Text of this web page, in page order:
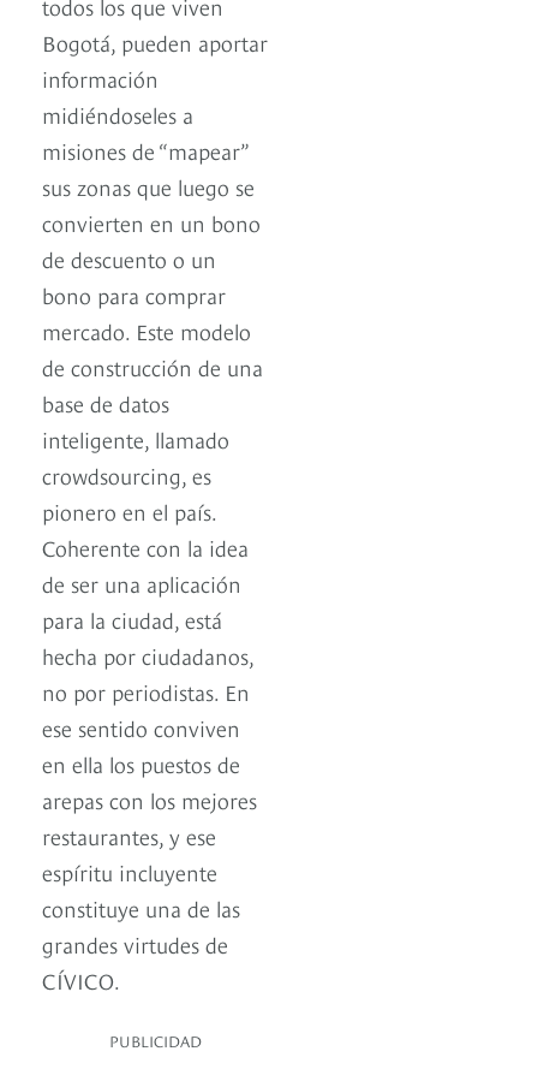
Bogotá, pueden aportar
información
midiéndoseles a
misiones de “mapear”
sus zonas que luego se
convierten en un bono
de descuento o un
bono para comprar
mercado. Este modelo
de construcción de una
base de datos
inteligente, llamado
crowdsourcing, es
pionero en el país.
Coherente con la idea
de ser una aplicación
para la ciudad, está
hecha por ciudadanos,
no por periodistas. En
ese sentido conviven
en ella los puestos de
arepas con los mejores
restaurantes, y ese
espíritu incluyente
constituye una de las
grandes virtudes de
CÍVICO.
PUBLICIDAD